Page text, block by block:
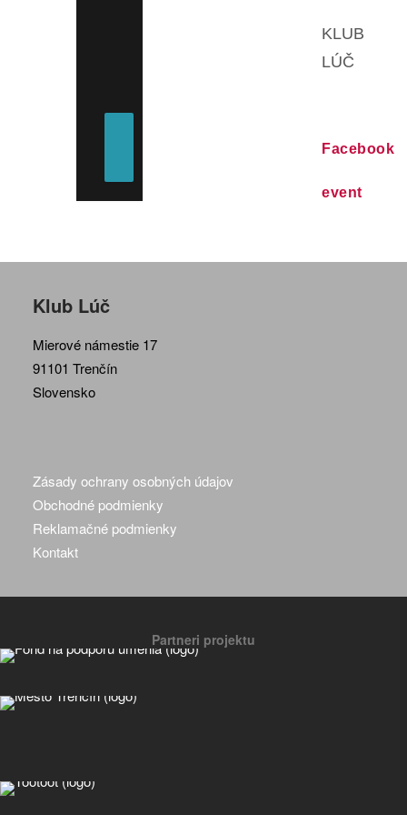
KLUB
LÚČ
Facebook
event
Klub Lúč
Mierové námestie 17
91101 Trenčín
Slovensko
Zásady ochrany osobných údajov
Obchodné podmienky
Reklamačné podmienky
Kontakt
Partneri projektu